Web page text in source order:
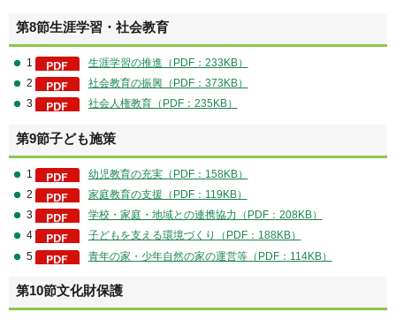
第8節生涯学習・社会教育
1
生涯学習の推進（PDF：233KB）
2
社会教育の振興（PDF：373KB）
3
社会人権教育（PDF：235KB）
第9節子ども施策
1
幼児教育の充実（PDF：158KB）
2
家庭教育の支援（PDF：119KB）
3
学校・家庭・地域との連携協力（PDF：208KB）
4
子どもを支える環境づくり（PDF：188KB）
5
青年の家・少年自然の家の運営等（PDF：114KB）
第10節文化財保護